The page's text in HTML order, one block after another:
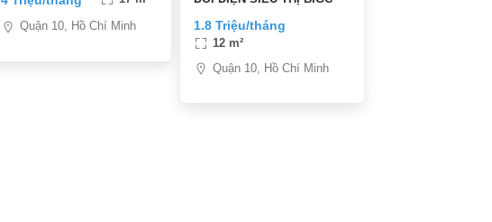
Quận 10, Hồ Chí Minh 1.8 Triệu/tháng
12 m²
Quận 10, Hồ Chí Minh